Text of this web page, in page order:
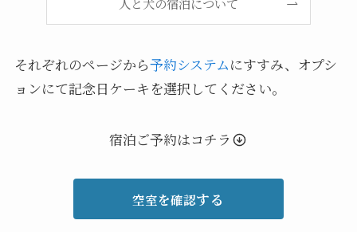
それぞれのページから予約システムにすすみ、オプシ
ョンにて記念日ケーキを選択してください。
宿泊ご予約はコチラ
空室を確認する